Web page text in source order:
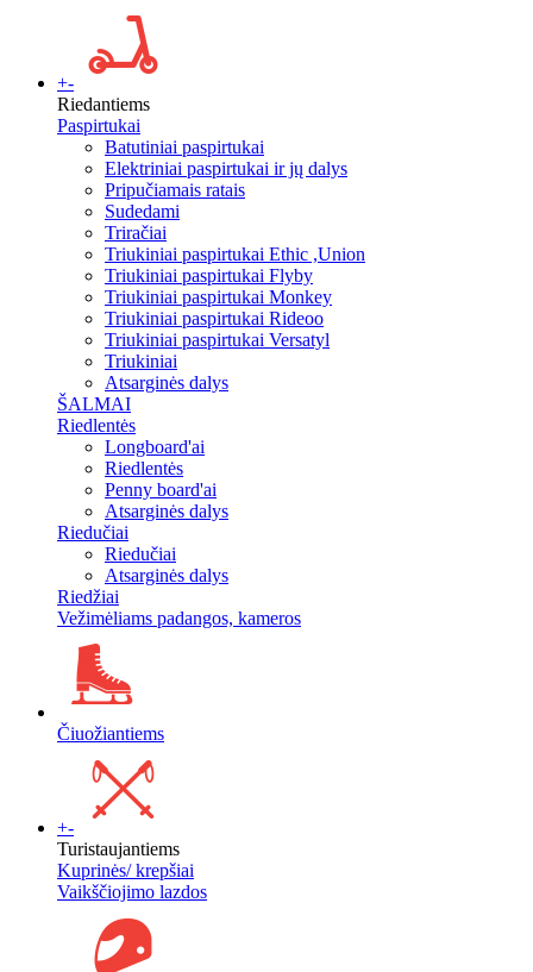
+-
Riedantiems
Paspirtukai
Batutiniai paspirtukai
Elektriniai paspirtukai ir jų dalys
Pripučiamais ratais
Sudedami
Triračiai
Triukiniai paspirtukai Ethic ,Union
Triukiniai paspirtukai Flyby
Triukiniai paspirtukai Monkey
Triukiniai paspirtukai Rideoo
Triukiniai paspirtukai Versatyl
Triukiniai
Atsarginės dalys
ŠALMAI
Riedlentės
Longboard'ai
Riedlentės
Penny board'ai
Atsarginės dalys
Riedučiai
Riedučiai
Atsarginės dalys
Riedžiai
Vežimėliams padangos, kameros
Čiuožiantiems
+-
Turistaujantiems
Kuprinės/ krepšiai
Vaikščiojimo lazdos